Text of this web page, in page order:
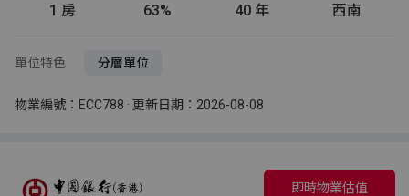
1 房 63% 40 年 西南
單位特色 分層單位
物業編號：ECC788 · 更新日期：2026-08-08
即時物業估值